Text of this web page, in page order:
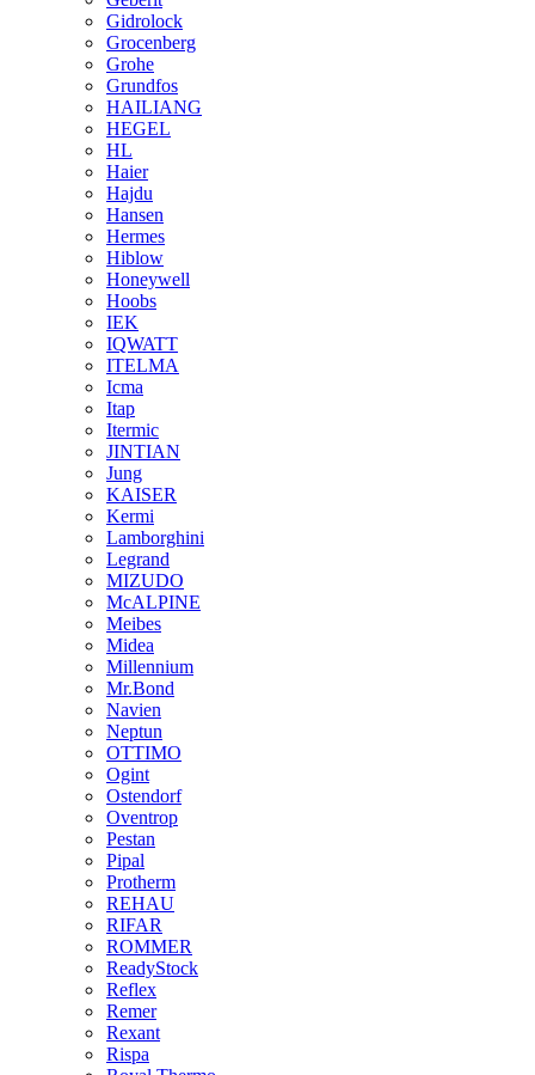
Gidrolock
Grocenberg
Grohe
Grundfos
HAILIANG
HEGEL
HL
Haier
Hajdu
Hansen
Hermes
Hiblow
Honeywell
Hoobs
IEK
IQWATT
ITELMA
Icma
Itap
Itermic
JINTIAN
Jung
KAISER
Kermi
Lamborghini
Legrand
MIZUDO
McALPINE
Meibes
Midea
Millennium
Mr.Bond
Navien
Neptun
OTTIMO
Ogint
Ostendorf
Oventrop
Pestan
Pipal
Protherm
REHAU
RIFAR
ROMMER
ReadyStock
Reflex
Remer
Rexant
Rispa